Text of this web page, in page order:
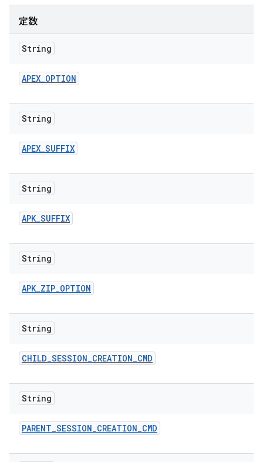
定数
String
APEX_OPTION
String
APEX_SUFFIX
String
APK_SUFFIX
String
APK_ZIP_OPTION
String
CHILD_SESSION_CREATION_CMD
String
PARENT_SESSION_CREATION_CMD